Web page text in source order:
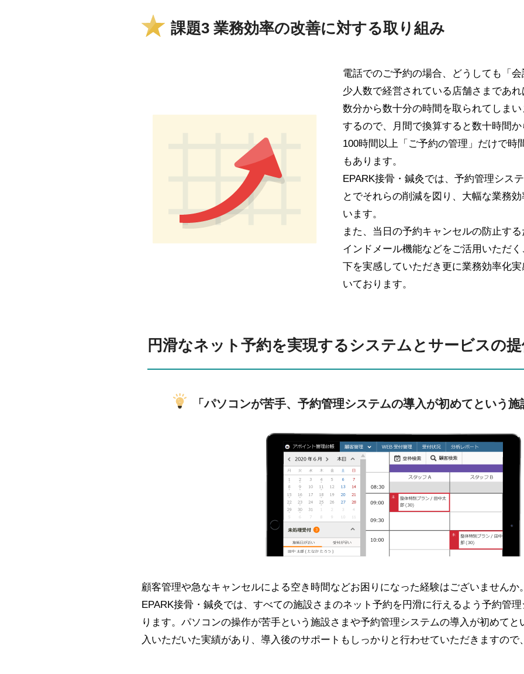
課題3 業務効率の改善に対する取り組み
電話でのご予約の場合、どうしても「
少人数で経営されている店舗さまであ
数分から数十分の時間を取られてしま
するので、月間で換算すると数十時間
100時間以上「ご予約の管理」だけで時
もあります。
EPARK接骨・鍼灸では、予約管理シス
とでそれらの削減を図り、大幅な業務
います。
また、当日の予約キャンセルの防止す
インドメール機能などをご活用いただ
下を実感していただき更に業務効率化
いております。
円滑なネット予約を実現するシステムとサービスの
「パソコンが苦手、予約管理システムの導入が初めてという
顧客管理や急なキャンセルによる空き時間などお困りになった経験はございませんか
EPARK接骨・鍼灸では、すべての施設さまのネット予約を円滑に行えるよう予約管
ります。パソコンの操作が苦手という施設さまや予約管理システムの導入が初めて
入いただいた実績があり、導入後のサポートもしっかりと行わせていただきますので